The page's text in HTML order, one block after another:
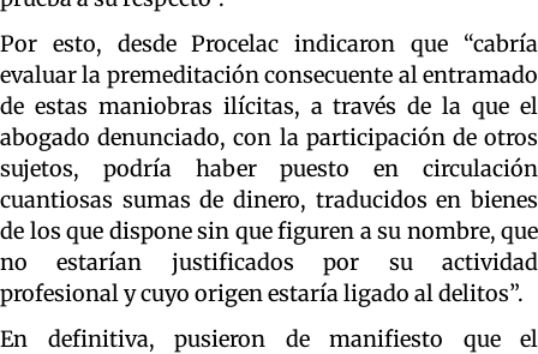
Por esto, desde Procelac indicaron que “cabría
evaluar la premeditación consecuente al entramado
de estas maniobras ilícitas, a través de la que el
abogado denunciado, con la participación de otros
sujetos, podría haber puesto en circulación
cuantiosas sumas de dinero, traducidos en bienes
de los que dispone sin que figuren a su nombre, que
no estarían justificados por su actividad
profesional y cuyo origen estaría ligado al delitos”.
En definitiva, pusieron de manifiesto que el